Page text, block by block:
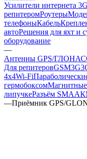
Усилители интернета
репитеромРоутеры
телефоныКабель
автоРешения для яхт и
оборудование
—
Антенны GPS/
Для репитеровGSM3G
4x4Wi-Fi
гермобоксомМагнитные
липучкеРазъём SMA
—Приёмник GPS/